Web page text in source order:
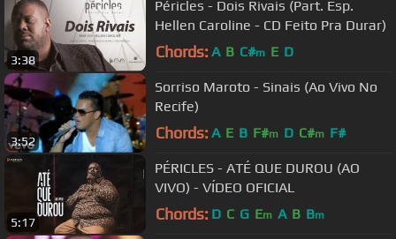
3:38
Péricles - Dois Rivais (Part. Esp.
Hellen Caroline - CD Feito Pra Durar)
Chords: A B C#m E D
3:52
Sorriso Maroto - Sinais (Ao Vivo No
Recife)
Chords: A E B F#m D C#m F#
5:17
PÉRICLES - ATÉ QUE DUROU (AO
VIVO) - VÍDEO OFICIAL
Chords: D C G Em A B Bm